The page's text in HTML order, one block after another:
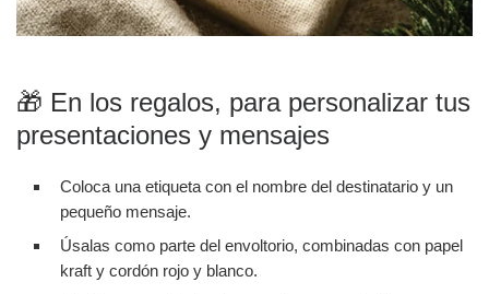
🎁 En los regalos, para personalizar tus
presentaciones y mensajes
Coloca una etiqueta con el nombre del destinatario y un
pequeño mensaje.
Úsalas como parte del envoltorio, combinadas con papel
kraft y cordón rojo y blanco.